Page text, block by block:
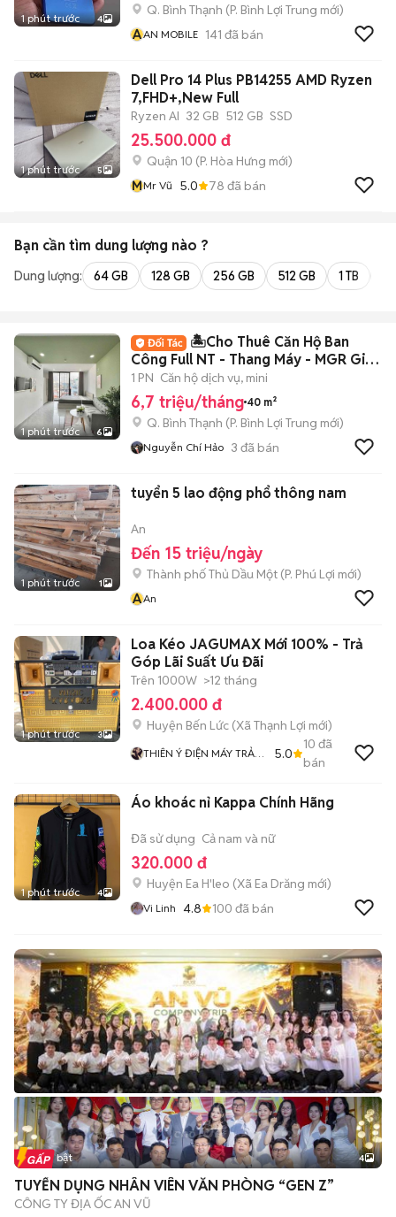
1 phút trước 4
Q. Bình Thạnh (P. Bình Lợi Trung mới)
AAN MOBILE 141 đã bán
1 phút trước 5
Dell Pro 14 Plus PB14255 AMD Ryzen
7,FHD+,New Full
Ryzen AI 32 GB 512 GB SSD
25.500.000 đ
Quận 10 (P. Hòa Hưng mới)
MMr Vũ 5.0 78 đã bán
Bạn cần tìm dung lượng nào ?
Dung lượng: 64 GB 128 GB 256 GB 512 GB 1 TB
1 phút trước 6
🏝️Cho Thuê Căn Hộ Ban
Công Full NT - Thang Máy - MGR Giá
Chỉ 6Tr7🏝️
1 PN Căn hộ dịch vụ, mini
6,7 triệu/tháng 40 m²
Q. Bình Thạnh (P. Bình Lợi Trung mới)
Nguyễn Chí Hảo 3 đã bán
1 phút trước 1
tuyển 5 lao động phổ thông nam
An
Đến 15 triệu/ngày
Thành phố Thủ Dầu Một (P. Phú Lợi mới)
AAn
1 phút trước 3
Loa Kéo JAGUMAX Mới 100% - Trả
Góp Lãi Suất Ưu Đãi
Trên 1000W >12 tháng
2.400.000 đ
Huyện Bến Lức (Xã Thạnh Lợi mới)
THIÊN Ý ĐIỆN MÁY TRẢ
5.0
10 đã
bán
1 phút trước 4
Áo khoác nỉ Kappa Chính Hãng
Đã sử dụng Cả nam và nữ
320.000 đ
Huyện Ea H'leo (Xã Ea Drăng mới)
Vi Linh 4.8 100 đã bán
Tin nổi bật 4
TUYỂN DỤNG NHÂN VIÊN VĂN PHÒNG “GEN Z”
CÔNG TY ĐỊA ỐC AN VŨ